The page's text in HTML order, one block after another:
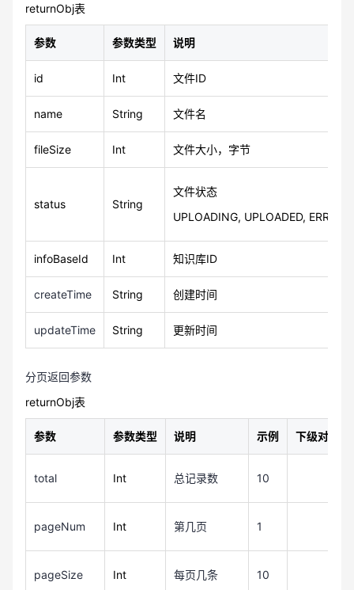
returnObj表
参数 参数类型 说明
id Int 文件ID
name String 文件名
fileSize Int 文件大小，字节
status String
文件状态
UPLOADING, UPLOADED,
infoBaseId Int 知识库ID
createTime String 创建时间
updateTime String 更新时间
分页返回参数
returnObj表
参数 参数类型 说明 示例 下级对象
total Int 总记录数 10
pageNum Int 第几页 1
pageSize Int 每页几条 10